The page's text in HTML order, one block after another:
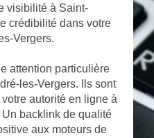
visibilité à Saint-
crédibilité dans votre
Vergers.
attention particulière
les-Vergers. Ils sont
autorité en ligne à
backlink de qualité
aux moteurs de